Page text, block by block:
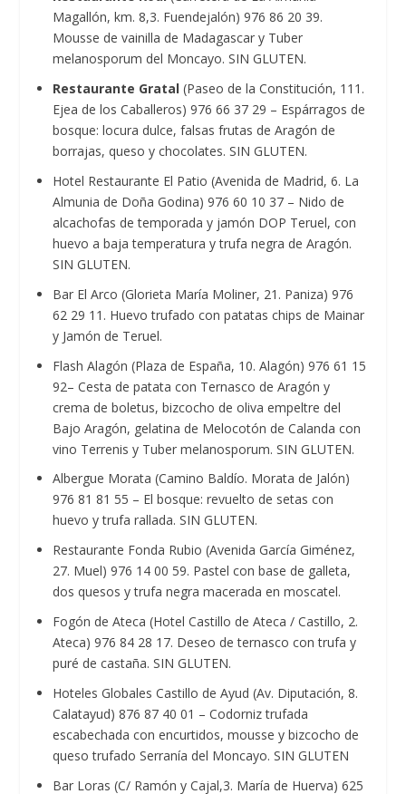
Magallón, km. 8,3. Fuendejalón) 976 86 20 39.
Mousse de vainilla de Madagascar y Tuber
melanosporum del Moncayo. SIN GLUTEN.
Restaurante Gratal (Paseo de la Constitución, 111.
Ejea de los Caballeros) 976 66 37 29 – Espárragos de
bosque: locura dulce, falsas frutas de Aragón de
borrajas, queso y chocolates. SIN GLUTEN.
Hotel Restaurante El Patio (Avenida de Madrid, 6. La
Almunia de Doña Godina) 976 60 10 37 – Nido de
alcachofas de temporada y jamón DOP Teruel, con
huevo a baja temperatura y trufa negra de Aragón.
SIN GLUTEN.
Bar El Arco (Glorieta María Moliner, 21. Paniza) 976
62 29 11. Huevo trufado con patatas chips de Mainar
y Jamón de Teruel.
Flash Alagón (Plaza de España, 10. Alagón) 976 61 15
92– Cesta de patata con Ternasco de Aragón y
crema de boletus, bizcocho de oliva empeltre del
Bajo Aragón, gelatina de Melocotón de Calanda con
vino Terrenis y Tuber melanosporum. SIN GLUTEN.
Albergue Morata (Camino Baldío. Morata de Jalón)
976 81 81 55 – El bosque: revuelto de setas con
huevo y trufa rallada. SIN GLUTEN.
Restaurante Fonda Rubio (Avenida García Giménez,
27. Muel) 976 14 00 59. Pastel con base de galleta,
dos quesos y trufa negra macerada en moscatel.
Fogón de Ateca (Hotel Castillo de Ateca / Castillo, 2.
Ateca) 976 84 28 17. Deseo de ternasco con trufa y
puré de castaña. SIN GLUTEN.
Hoteles Globales Castillo de Ayud (Av. Diputación, 8.
Calatayud) 876 87 40 01 – Codorniz trufada
escabechada con encurtidos, mousse y bizcocho de
queso trufado Serranía del Moncayo. SIN GLUTEN
Bar Loras (C/ Ramón y Cajal,3. María de Huerva) 625